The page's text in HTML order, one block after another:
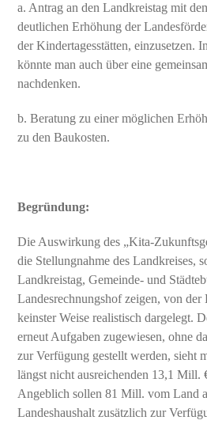
a. Antrag an den Landkreistag mit
deutlichen Erhöhung der
der Kindertagesstätten, einzusetzen.
könnte man auch über eine
nachdenken.
b. Beratung zu einer möglichen
zu den Baukosten.
Begründung:
Die Auswirkung des „Kita-
die Stellungnahme des Landkreises,
Landkreistag, Gemeinde- und
Landesrechnungshof zeigen, von der
keinster Weise realistisch dargelegt.
erneut Aufgaben zugewiesen, ohne
zur Verfügung gestellt werden, sieht
längst nicht ausreichenden 13,1
Angeblich sollen 81 Mill. vom Land
Landeshaushalt zusätzlich zur